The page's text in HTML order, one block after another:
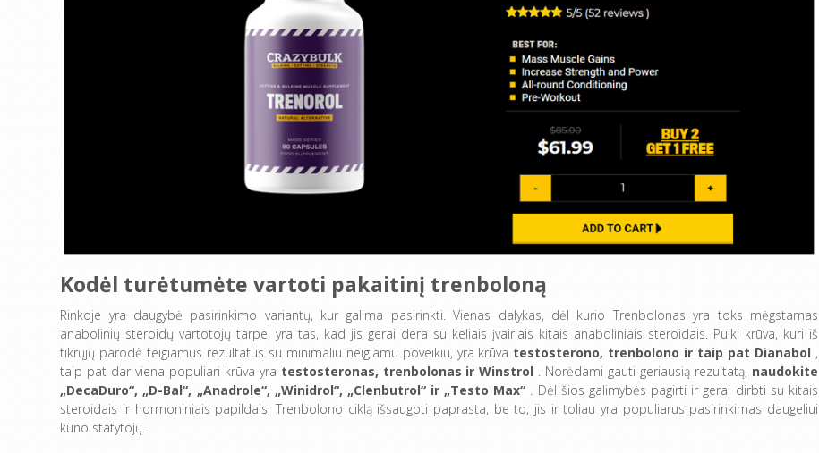
Kodėl turėtumėte vartoti pakaitinį trenboloną
Rinkoje yra daugybė pasirinkimo variantų, kur galima pasirinkti. Vienas dalykas, dėl kurio Trenbolonas yra toks mėgstamas
anabolinių steroidų vartotojų tarpe, yra tas, kad jis gerai dera su keliais įvairiais kitais anaboliniais steroidais. Puiki krūva, kuri iš
tikrųjų parodė teigiamus rezultatus su minimaliu neigiamu poveikiu, yra krūva testosterono, trenbolono ir taip pat Dianabol ,
taip pat dar viena populiari krūva yra testosteronas, trenbolonas ir Winstrol . Norėdami gauti geriausią rezultatą, naudokite
„DecaDuro“, „D-Bal“, „Anadrole“, „Winidrol“, „Clenbutrol“ ir „Testo Max“ . Dėl šios galimybės pagirti ir gerai dirbti su kitais
steroidais ir hormoniniais papildais, Trenbolono ciklą išsaugoti paprasta, be to, jis ir toliau yra populiarus pasirinkimas daugeliui
kūno statytojų.